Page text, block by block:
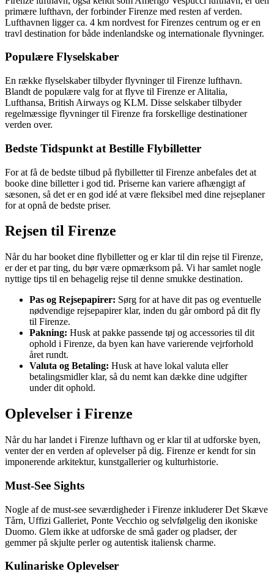
primære lufthavn, der forbinder Firenze med resten af verden.
Lufthavnen ligger ca. 4 km nordvest for Firenzes centrum og er en
travl destination for både indenlandske og internationale flyvninger.
Populære Flyselskaber
En række flyselskaber tilbyder flyvninger til Firenze lufthavn.
Blandt de populære valg for at flyve til Firenze er Alitalia,
Lufthansa, British Airways og KLM. Disse selskaber tilbyder
regelmæssige flyvninger til Firenze fra forskellige destinationer
verden over.
Bedste Tidspunkt at Bestille Flybilletter
For at få de bedste tilbud på flybilletter til Firenze anbefales det at
booke dine billetter i god tid. Priserne kan variere afhængigt af
sæsonen, så det er en god idé at være fleksibel med dine rejseplaner
for at opnå de bedste priser.
Rejsen til Firenze
Når du har booket dine flybilletter og er klar til din rejse til Firenze,
er der et par ting, du bør være opmærksom på. Vi har samlet nogle
nyttige tips til en behagelig rejse til denne smukke destination.
Pas og Rejsepapirer: Sørg for at have dit pas og eventuelle
nødvendige rejsepapirer klar, inden du går ombord på dit fly
til Firenze.
Pakning: Husk at pakke passende tøj og accessories til dit
ophold i Firenze, da byen kan have varierende vejrforhold
året rundt.
Valuta og Betaling: Husk at have lokal valuta eller
betalingsmidler klar, så du nemt kan dække dine udgifter
under dit ophold.
Oplevelser i Firenze
Når du har landet i Firenze lufthavn og er klar til at udforske byen,
venter der en verden af oplevelser på dig. Firenze er kendt for sin
imponerende arkitektur, kunstgallerier og kulturhistorie.
Must-See Sights
Nogle af de must-see seværdigheder i Firenze inkluderer Det Skæve
Tårn, Uffizi Galleriet, Ponte Vecchio og selvfølgelig den ikoniske
Duomo. Glem ikke at udforske de små gader og pladser, der
gemmer på skjulte perler og autentisk italiensk charme.
Kulinariske Oplevelser